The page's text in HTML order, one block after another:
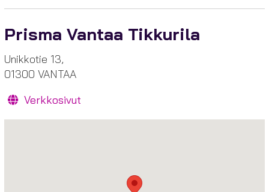
Prisma Vantaa Tikkurila
Unikkotie 13,
01300 VANTAA
Verkkosivut